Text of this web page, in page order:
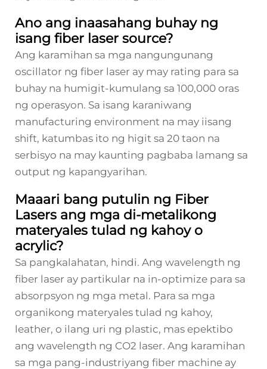
Ano ang inaasahang buhay ng
isang fiber laser source?
Ang karamihan sa mga nangungunang
oscillator ng fiber laser ay may rating para sa
buhay na humigit-kumulang sa 100,000 oras
ng operasyon. Sa isang karaniwang
manufacturing environment na may iisang
shift, katumbas ito ng higit sa 20 taon na
serbisyo na may kaunting pagbaba lamang sa
output ng kapangyarihan.
Maaari bang putulin ng Fiber
Lasers ang mga di-metalikong
materyales tulad ng kahoy o
acrylic?
Sa pangkalahatan, hindi. Ang wavelength ng
fiber laser ay partikular na in-optimize para sa
absorpsyon ng mga metal. Para sa mga
organikong materyales tulad ng kahoy,
leather, o ilang uri ng plastic, mas epektibo
ang wavelength ng CO2 laser. Ang karamihan
sa mga pang-industriyang fiber machine ay